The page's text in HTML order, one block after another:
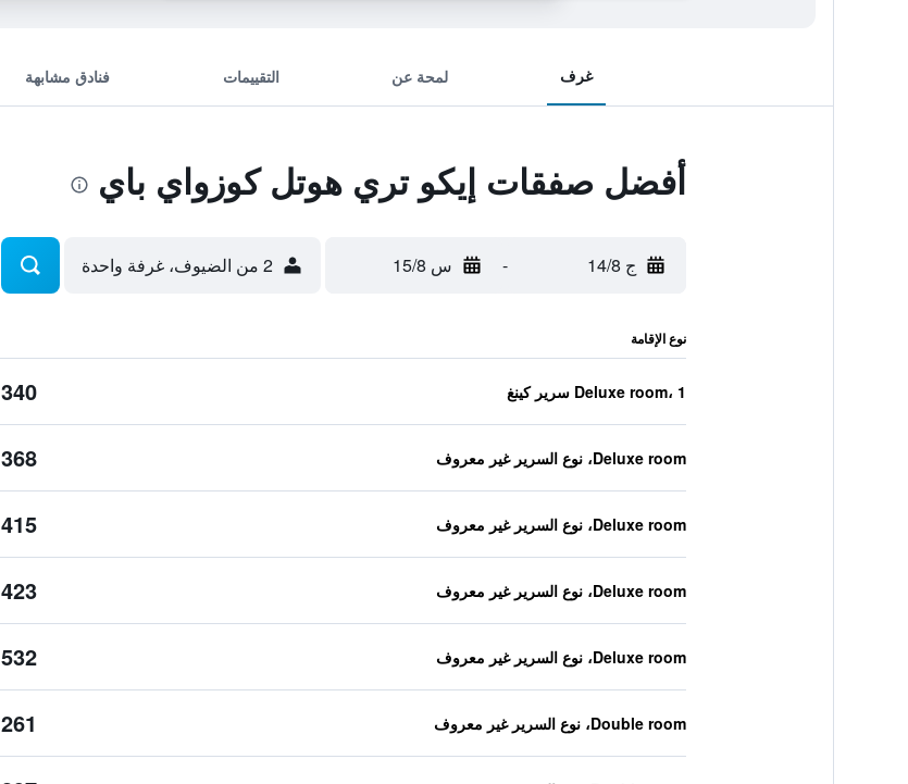
غرف لمحة عن التقييمات فنادق مشابهة
أفضل صفقات إيكو تري هوتل كوزواي باي
ج 14/8 - س 15/8 2 من الضيوف، غرفة واحدة
نوع الإقامة
Deluxe room، 1 سرير كينغ 340 ﷼
Deluxe room، نوع السرير غير معروف 368 ﷼
Deluxe room، نوع السرير غير معروف 415 ﷼
Deluxe room، نوع السرير غير معروف 423 ﷼
Deluxe room، نوع السرير غير معروف 532 ﷼
Double room، نوع السرير غير معروف 261 ﷼